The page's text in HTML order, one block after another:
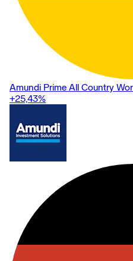
Amundi Prime All Country
+25,43%